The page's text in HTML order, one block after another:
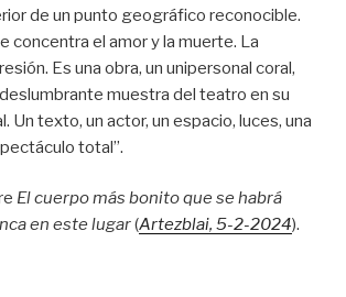
de un punto geográfico reconocible.
concentra el amor y la muerte. La
Es una obra, un unipersonal coral,
muestra del teatro en su
Un texto, un actor, un espacio, luces, una
total”.
El cuerpo más bonito que se habrá
en este lugar(Artezblai, 5-2-2024).